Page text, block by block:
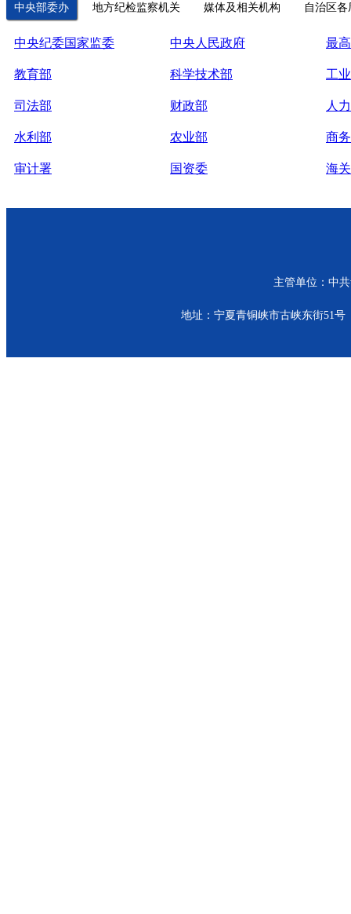
中央部委办 地方纪检监察机关 媒体及相关机构 自治区
中央纪委国家监委 中央人民政府 最
教育部 科学技术部 工
司法部 财政部 人
水利部 农业部 商
审计署 国资委 海
主管单位：中
地址：宁夏青铜峡市古峡东街51